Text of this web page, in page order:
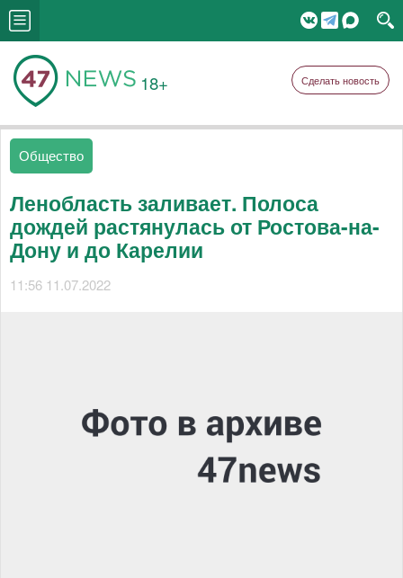
18+ Сделать новость
Общество
Ленобласть заливает. Полоса
дождей растянулась от Ростова-на-
Дону и до Карелии
11:56 11.07.2022